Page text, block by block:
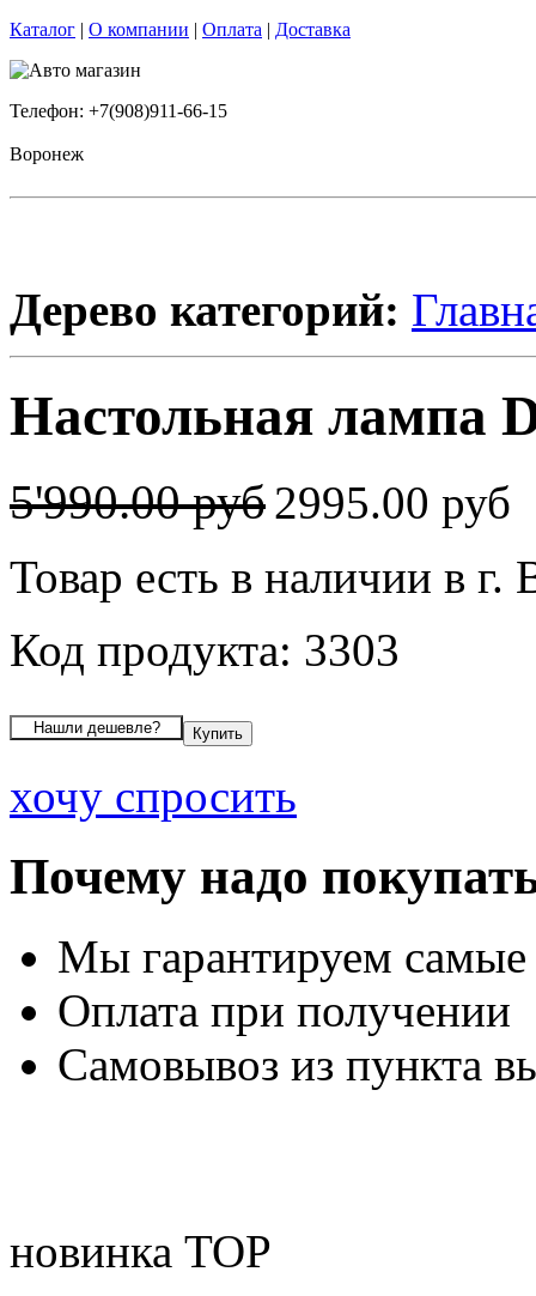
Каталог | О компании | Оплата | Доставка
Телефон: +7(908)911-66-15
Воронеж
Дерево категорий:
Настольная лампа
5'990.00 руб2995.00 руб
Товар есть в наличии в г.
Код продукта: 3303
хочу спросить
Почему надо
Мы гарантируем
Оплата при получении
Самовывоз из пункта
новинка TOP